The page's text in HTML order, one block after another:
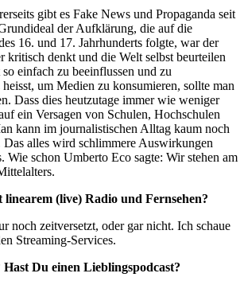
gibt es Fake News und Propaganda seit
der Aufklärung, die auf die
16. und 17. Jahrhunderts folgte, war der
kritisch denkt und die Welt selbst beurteilen
einfach zu beeinflussen und zu
um Medien zu konsumieren, sollte man
Dass dies heutzutage immer wie weniger
ein Versagen von Schulen, Hochschulen
kann im journalistischen Alltag kaum noch
Das alles wird schlimmere Auswirkungen
Wie schon Umberto Eco sagte: Wir stehen am
linearem (live) Radio und Fernsehen?
noch zeitversetzt, oder gar nicht. Ich schaue
Streaming-Services.
Du einen Lieblingspodcast?